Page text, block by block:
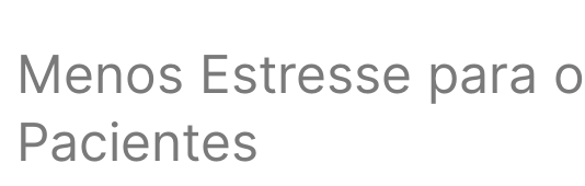
Menos Estresse para
Pacientes